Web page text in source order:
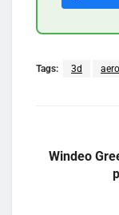
Tags: 3d
Windeo